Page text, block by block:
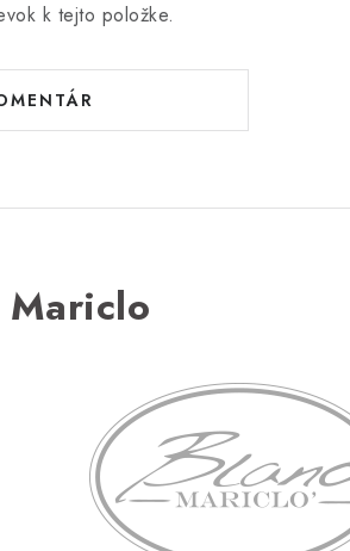
k tejto položke.
Mariclo